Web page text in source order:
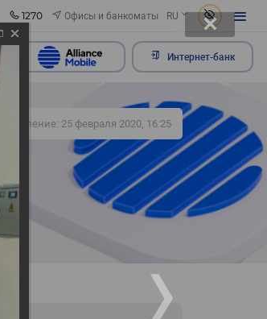
1270 Офисы и банкоматы RU
Интернет-банк
Обновление: 25 февраля 2020, 16:25